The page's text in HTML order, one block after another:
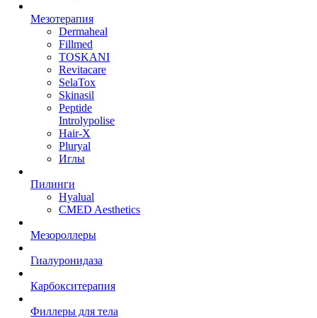
Мезотерапия
Dermaheal
Fillmed
TOSKANI
Revitacare
SelaTox
Skinasil
Peptide
Introlypolise
Hair-X
Pluryal
Иглы
Пилинги
Hyalual
CMED Aesthetics
Мезороллеры
Гиалуронидаза
Карбокситерапия
Филлеры для тела